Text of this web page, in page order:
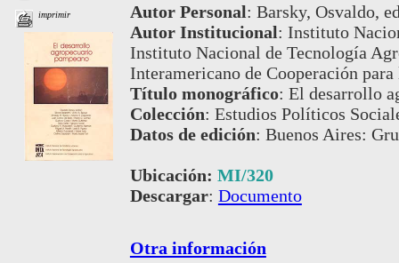
imprimir Autor Personal: Barsky, Osvaldo,
Autor Institucional: Instituto
Instituto Nacional de Tecnología
Interamericano de Cooperación
Título monográfico: El desarrollo
Colección: Estudios Políticos
Datos de edición: Buenos Aires:
Ubicación: MI/320
Descargar: Documento
Otra información